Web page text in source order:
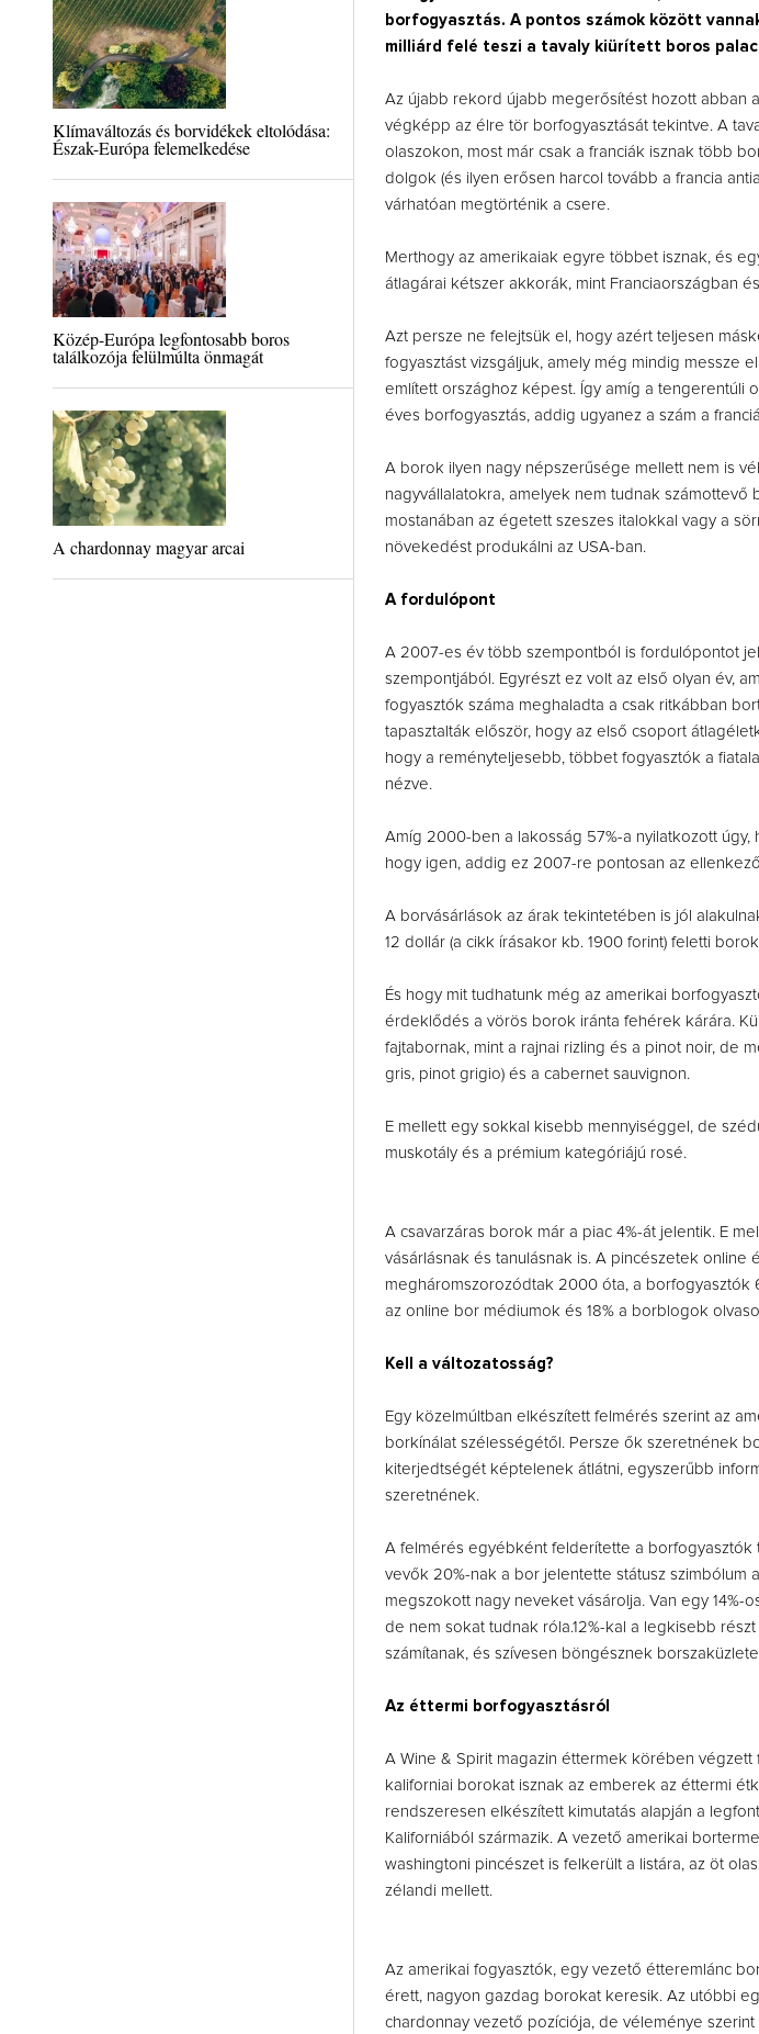
Klímaváltozás és borvidékek eltolódása:
Észak-Európa felemelkedése
Közép-Európa legfontosabb boros
találkozója felülmúlta önmagát
A chardonnay magyar arcai
borfogyasztás. A pontos számok között
milliárd felé teszi a tavaly kiürített boros
Az újabb rekord újabb megerősítést hozott abban
végképp az élre tör borfogyasztását tekintve. A
olaszokon, most már csak a franciák isznak több
dolgok (és ilyen erősen harcol tovább a francia
várhatóan megtörténik a csere.
Merthogy az amerikaiak egyre többet isznak, és
átlagárai kétszer akkorák, mint Franciaországban
Azt persze ne felejtsük el, hogy azért teljesen
fogyasztást vizsgáljuk, amely még mindig messze
említett országhoz képest. Így amíg a tengerentúli
éves borfogyasztás, addig ugyanez a szám a
A borok ilyen nagy népszerűsége mellett nem is
nagyvállalatokra, amelyek nem tudnak számottevő
mostanában az égetett szeszes italokkal vagy a
növekedést produkálni az USA-ban.
A fordulópont
A 2007-es év több szempontból is fordulópontot
szempontjából. Egyrészt ez volt az első olyan év,
fogyasztók száma meghaladta a csak ritkábban
tapasztalták először, hogy az első csoport
hogy a reményteljesebb, többet fogyasztók a
nézve.
Amíg 2000-ben a lakosság 57%-a nyilatkozott úgy,
hogy igen, addig ez 2007-re pontosan az
A borvásárlások az árak tekintetében is jól
12 dollár (a cikk írásakor kb. 1900 forint) feletti
És hogy mit tudhatunk még az amerikai
érdeklődés a vörös borok iránta fehérek kárára.
fajtabornak, mint a rajnai rizling és a pinot noir, de
gris, pinot grigio) és a cabernet sauvignon.
E mellett egy sokkal kisebb mennyiséggel, de
muskotály és a prémium kategóriájú rosé.
A csavarzáras borok már a piac 4%-át jelentik. E
vásárlásnak és tanulásnak is. A pincészetek online
megháromszorozódtak 2000 óta, a borfogyasztók
az online bor médiumok és 18% a borblogok
Kell a változatosság?
Egy közelmúltban elkészített felmérés szerint az
borkínálat szélességétől. Persze ők szeretnének
kiterjedtségét képtelenek átlátni, egyszerűbb
szeretnének.
A felmérés egyébként felderítette a borfogyasztók
vevők 20%-nak a bor jelentette státusz szimbólum
megszokott nagy neveket vásárolja. Van egy 14%-
de nem sokat tudnak róla.12%-kal a legkisebb
számítanak, és szívesen böngésznek
Az éttermi borfogyasztásról
A Wine & Spirit magazin éttermek körében
kaliforniai borokat isznak az emberek az éttermi
rendszeresen elkészített kimutatás alapján a
Kaliforniából származik. A vezető amerikai
washingtoni pincészet is felkerült a listára, az öt
zélandi mellett.
Az amerikai fogyasztók, egy vezető étteremlánc
érett, nagyon gazdag borokat keresik. Az utóbbi
chardonnay vezető pozíciója, de véleménye